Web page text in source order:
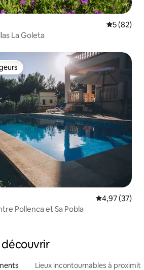
5 (82)
La Goleta
Évaluation
4,97 (37)
Pollenca et Sa Pobla
Lieux incontournables à